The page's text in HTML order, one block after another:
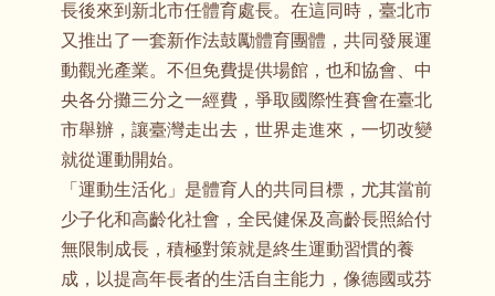
長後來到新北市任體育處長。在這同時，臺北市
又推出了一套新作法鼓勵體育團體，共同發展運
動觀光產業。不但免費提供場館，也和協會、中
央各分攤三分之一經費，爭取國際性賽會在臺北
市舉辦，讓臺灣走出去，世界走進來，一切改變
就從運動開始。
「運動生活化」是體育人的共同目標，尤其當前
少子化和高齡化社會，全民健保及高齡長照給付
無限制成長，積極對策就是終生運動習慣的養
成，以提高年長者的生活自主能力，像德國或芬